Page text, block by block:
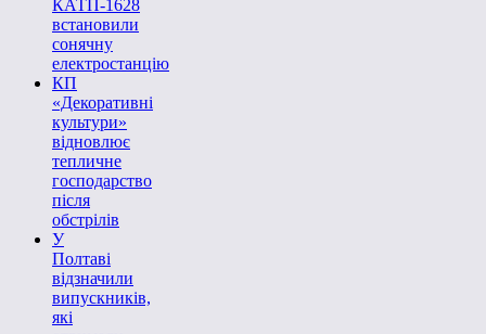
КАТП-1628
встановили
сонячну
електростанцію
КП
«Декоративні
культури»
відновлює
тепличне
господарство
після
обстрілів
У
Полтаві
відзначили
випускників,
які